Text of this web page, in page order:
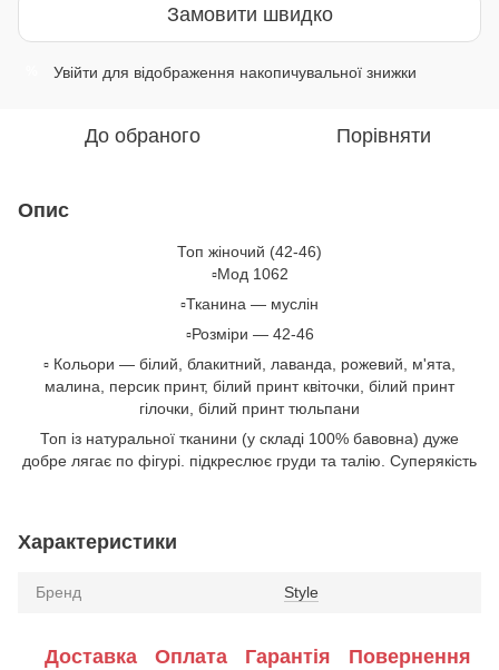
Замовити швидко
Увійти для відображення накопичувальної знижки
До обраного Порівняти
Опис
Топ жіночий (42-46)
▫️Мод 1062
▫️Тканина — муслін
▫️Розміри — 42-46
▫️ Кольори — білий, блакитний, лаванда, рожевий, м'ята,
малина, персик принт, білий принт квіточки, білий принт
гілочки, білий принт тюльпани
Топ із натуральної тканини (у складі 100% бавовна) дуже
добре лягає по фігурі. підкреслює груди та талію. Суперякість
Характеристики
Бренд Style
Доставка Оплата Гарантія Повернення